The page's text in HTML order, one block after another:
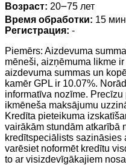
Возраст: 20౼75 лет
Время обработки: 15 мин
Регистрация: -
Piemērs: Aizdevuma
mēneši, aizņēmuma likme
aizdevuma summas un
kamēr GPL ir 10.07%.
informatīva nozīme.
ikmēneša maksājumu
Kredīta pieteikuma
vairākām stundām atkarībā
kredītspeciālists sazināsies
varēsiet noformēt kredītu
to ar visizdevīgākajiem